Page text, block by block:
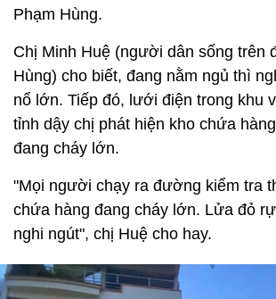
Phạm Hùng.
Chị Minh Huệ (người dân sống trên
Hùng) cho biết, đang nằm ngủ thì
nổ lớn. Tiếp đó, lưới điện trong khu
tỉnh dậy chị phát hiện kho chứa
đang cháy lớn.
"Mọi người chạy ra đường kiểm tra
chứa hàng đang cháy lớn. Lửa đỏ
nghi ngút", chị Huệ cho hay.